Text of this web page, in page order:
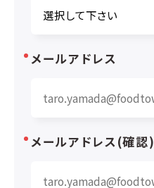
メールアドレス
メールアドレス(確認)